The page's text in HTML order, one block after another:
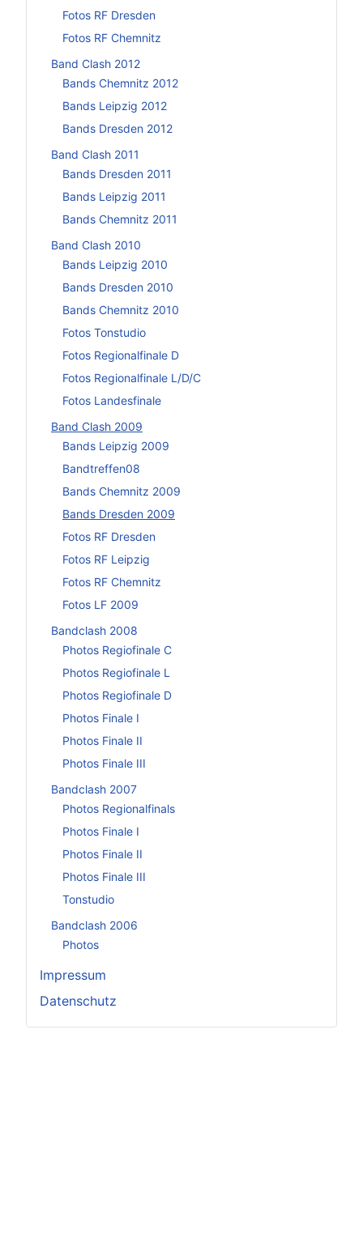
Fotos RF Dresden
Fotos RF Chemnitz
Band Clash 2012
Bands Chemnitz 2012
Bands Leipzig 2012
Bands Dresden 2012
Band Clash 2011
Bands Dresden 2011
Bands Leipzig 2011
Bands Chemnitz 2011
Band Clash 2010
Bands Leipzig 2010
Bands Dresden 2010
Bands Chemnitz 2010
Fotos Tonstudio
Fotos Regionalfinale D
Fotos Regionalfinale L/D/C
Fotos Landesfinale
Band Clash 2009
Bands Leipzig 2009
Bandtreffen08
Bands Chemnitz 2009
Bands Dresden 2009
Fotos RF Dresden
Fotos RF Leipzig
Fotos RF Chemnitz
Fotos LF 2009
Bandclash 2008
Photos Regiofinale C
Photos Regiofinale L
Photos Regiofinale D
Photos Finale I
Photos Finale II
Photos Finale III
Bandclash 2007
Photos Regionalfinals
Photos Finale I
Photos Finale II
Photos Finale III
Tonstudio
Bandclash 2006
Photos
Impressum
Datenschutz